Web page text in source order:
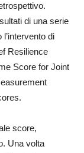
di una serie
di
Resilience
Score for Joint
score,
Una volta